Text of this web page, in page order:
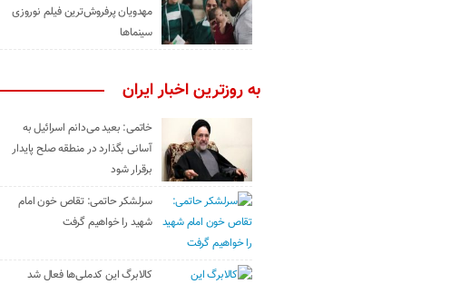
مهدویان پرفروش‌ترین فیلم نوروزی
سینماها
به روزترین اخبار ایران
خاتمی: بعید می‌دانم اسرائیل به
آسانی بگذارد در منطقه صلح پایدار
برقرار شود
سرلشکر حاتمی: تقاص خون امام
شهید را خواهیم گرفت
کالابرگ این کدملی‌ها فعال شد